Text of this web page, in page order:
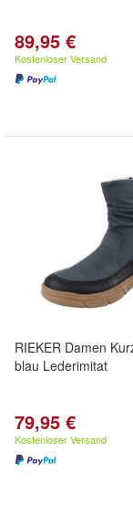
89,95 €
Kostenloser Versand
RIEKER Damen
blau Lederimitat
79,95 €
Kostenloser Versand